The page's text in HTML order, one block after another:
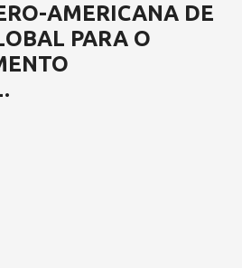
AMERICANA DE
PARA O